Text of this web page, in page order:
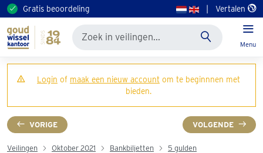
Gratis beoordeling Vertalen
Menu
Login of maak een nieuw account om te beginnnen met
bieden.
VORIGE VOLGENDE
Veilingen Oktober 2021 Bankbiljetten 5 gulden